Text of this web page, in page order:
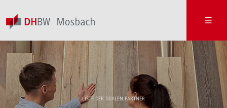
LISTE DER DUALEN PARTNER